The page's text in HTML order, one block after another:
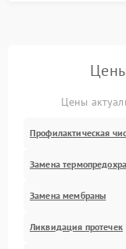
Цены
Профилактическая
Замена
Замена мембраны
Ликвидация протечек